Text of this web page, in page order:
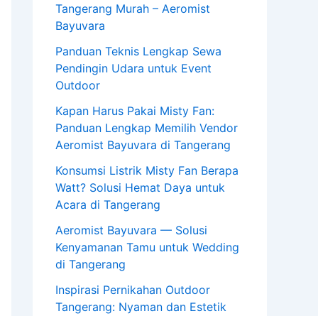
Tangerang Murah – Aeromist
Bayuvara
Panduan Teknis Lengkap Sewa
Pendingin Udara untuk Event
Outdoor
Kapan Harus Pakai Misty Fan:
Panduan Lengkap Memilih Vendor
Aeromist Bayuvara di Tangerang
Konsumsi Listrik Misty Fan Berapa
Watt? Solusi Hemat Daya untuk
Acara di Tangerang
Aeromist Bayuvara — Solusi
Kenyamanan Tamu untuk Wedding
di Tangerang
Inspirasi Pernikahan Outdoor
Tangerang: Nyaman dan Estetik